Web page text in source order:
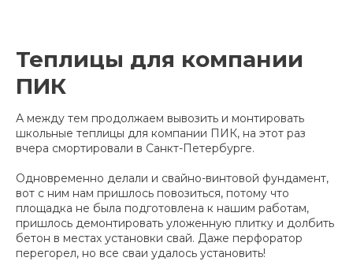
Теплицы для компании
ПИК
А между тем продолжаем вывозить и монтировать
школьные теплицы для компании ПИК, на этот раз
вчера смортировали в Санкт-Петербурге.
Одновременно делали и свайно-винтовой фундамент,
вот с ним нам пришлось повозиться, потому что
площадка не была подготовлена к нашим работам,
пришлось демонтировать уложенную плитку и долбить
бетон в местах установки свай. Даже перфоратор
перегорел, но все сваи удалось установить!